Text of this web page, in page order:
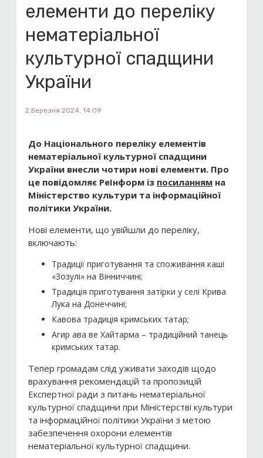
елементи до переліку
нематеріальної
культурної спадщини
України
2 Березня 2024, 14:09
До Національного переліку елементів
нематеріальної культурної спадщини
України внесли чотири нові елементи. Про
це повідомляє РеІнформ із посиланням на
Міністерство культури та інформаційної
політики України.
Нові елементи, що увійшли до переліку,
включають:
Традиції приготування та споживання каші
«Зозулі» на Вінниччині;
Традиція приготування затірки у селі Крива
Лука на Донеччині;
Кавова традиція кримських татар;
Агир ава ве Хайтарма – традиційний танець
кримських татар.
Тепер громадам слід уживати заходів щодо
врахування рекомендацій та пропозицій
Експертної ради з питань нематеріальної
культурної спадщини при Міністерстві культури
та інформаційної політики України з метою
забезпечення охорони елементів
нематеріальної культурної спадщини.